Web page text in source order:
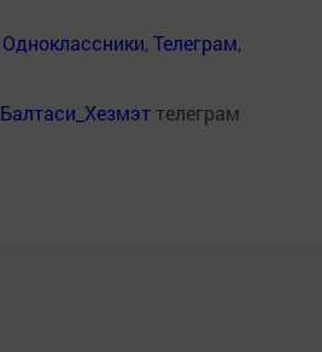
Одноклассники,Телеграм,
Балтаси_Хезмэт телеграм